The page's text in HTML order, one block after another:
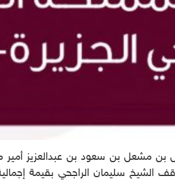
بن مشعل بن سعود بن عبدالعزيز